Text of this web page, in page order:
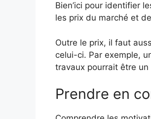
Bien’ici pour identifier
les prix du marché et
Outre le prix, il faut
celui-ci. Par exemple,
travaux pourrait être
Prendre en